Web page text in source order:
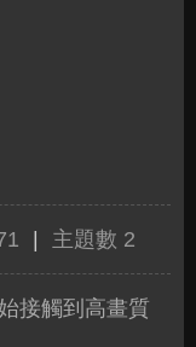
主題數 2
接觸到高畫質